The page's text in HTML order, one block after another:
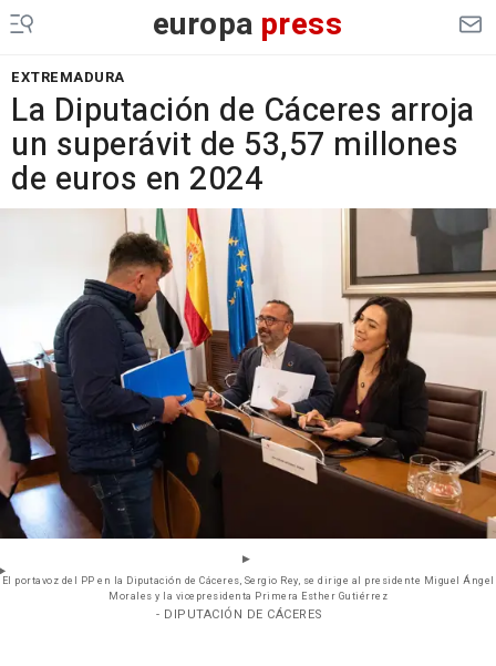
europa press
EXTREMADURA
La Diputación de Cáceres arroja
un superávit de 53,57 millones
de euros en 2024
El portavoz del PP en la Diputación de Cáceres, Sergio Rey, se dirige al presidente Miguel Ángel
Morales y la vicepresidenta Primera Esther Gutiérrez
- DIPUTACIÓN DE CÁCERES